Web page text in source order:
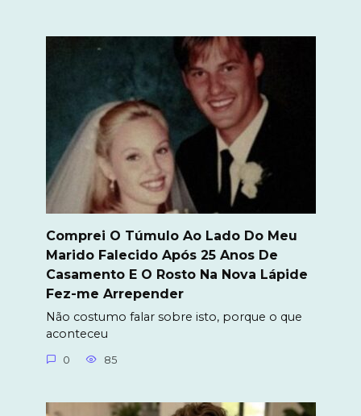
Comprei O Túmulo Ao Lado Do Meu
Marido Falecido Após 25 Anos De
Casamento E O Rosto Na Nova Lápide
Fez-me Arrepender
Não costumo falar sobre isto, porque o que
aconteceu
0 85